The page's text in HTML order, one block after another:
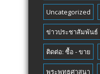
Uncategorized
ข่าวประชาสัมพันธ์
ติดต่อ: ซื้อ - ขาย
พระพุทธศาสนา